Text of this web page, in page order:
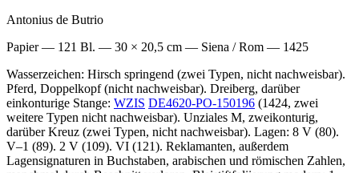
Antonius de Butrio
Papier — 121 Bl. — 30 × 20,5 cm — Siena / Rom — 1425
Wasserzeichen: Hirsch springend (zwei Typen, nicht nachweisbar).
Pferd, Doppelkopf (nicht nachweisbar). Dreiberg, darüber
einkonturige Stange: WZIS DE4620-PO-150196 (1424, zwei
weitere Typen nicht nachweisbar). Unziales M, zweikonturig,
darüber Kreuz (zwei Typen, nicht nachweisbar). Lagen: 8 V (80).
V–1 (89). 2 V (109). VI (121). Reklamanten, außerdem
Lagensignaturen in Buchstaben, arabischen und römischen Zahlen,